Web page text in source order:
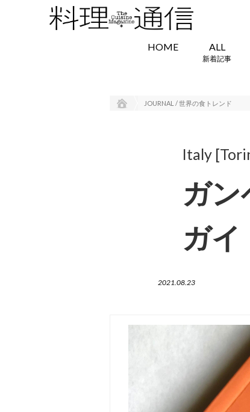
HOME ALL
新着記事
JOURNAL / 世界の食トレンド
Italy
ガン
ガ
2021.08.23